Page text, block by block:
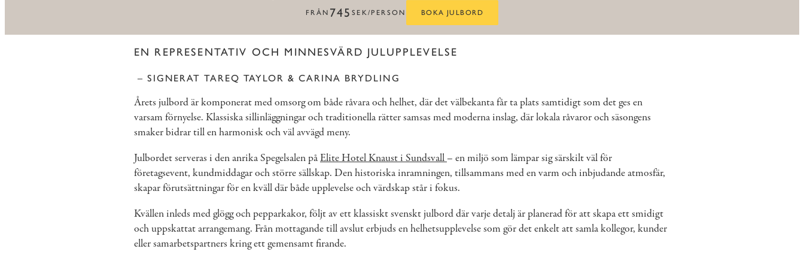
FRÅN 745 SEK/PERSON BOKA JULBORD
EN REPRESENTATIV OCH MINNESVÄRD JULUPPLEVELSE
– SIGNERAT TAREQ TAYLOR & CARINA BRYDLING
Årets julbord är komponerat med omsorg om både råvara och helhet, där det välbekanta får ta plats samtidigt som det ges en
varsam förnyelse. Klassiska sillinläggningar och traditionella rätter samsas med moderna inslag, där lokala råvaror och säsongens
smaker bidrar till en harmonisk och väl avvägd meny.
Julbordet serveras i den anrika Spegelsalen påElite Hotel Knaust i Sundsvall– en miljö som lämpar sig särskilt väl för
företagsevent, kundmiddagar och större sällskap. Den historiska inramningen, tillsammans med en varm och inbjudande atmosfär,
skapar förutsättningar för en kväll där både upplevelse och värdskap står i fokus.
Kvällen inleds med glögg och pepparkakor, följt av ett klassiskt svenskt julbord där varje detalj är planerad för att skapa ett smidigt
och uppskattat arrangemang. Från mottagande till avslut erbjuds en helhetsupplevelse som gör det enkelt att samla kollegor, kunder
eller samarbetspartners kring ett gemensamt firande.